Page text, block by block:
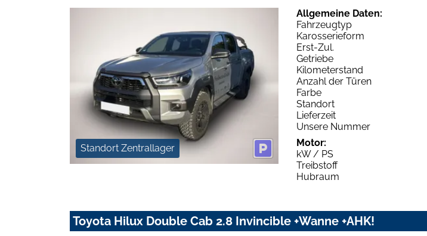
Standort Zentrallager
Allgemeine Daten:
Fahrzeugtyp
Karosserieform
Erst-Zul.
Getriebe
Kilometerstand
Anzahl der Türen
Farbe
Standort
Lieferzeit
Unsere Nummer
Motor:
kW / PS
Treibstoff
Hubraum
Toyota Hilux Double Cab 2.8 Invincible +Wanne +AHK!